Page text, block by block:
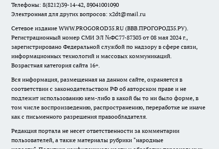
Телефоны: 8(8212)39-14-42, 89041001090
Электронная для других вопросов: x2dt@mail.ru
Сетевое издание WWW.PROGOROD35.RU (ВВВ.ПРОГОРОД35.РУ).
Регистрационный номер СМИ ЭЛ №ФС77-87303 от 08 мая 2024 г.,
зарегистрировано Федеральной службой по надзору в сфере связи,
информационных технологий и массовых коммуникаций.
Возрастная категория сайта 16+.
Вся информация, размещенная на данном сайте, охраняется в
соответствии с законодательством РФ об авторском праве и не
подлежит использованию кем-либо в какой бы то ни было форме, в
том числе воспроизведению, распространению, переработке не иначе
как с письменного разрешения правообладателя.
Редакция портала не несет ответственности за комментарии
пользователей, а также материалы рубрики "народные